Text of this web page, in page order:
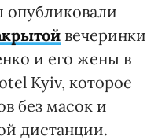
вечеринки
и его жены в
Kyiv, которое
без масок и
дистанции.